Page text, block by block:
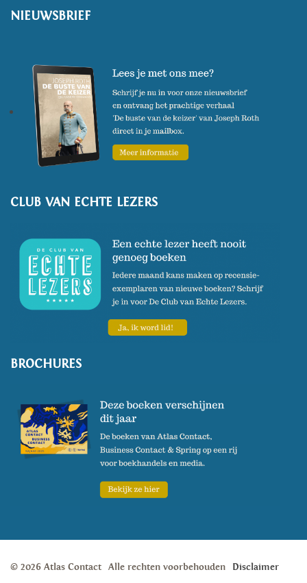
NIEUWSBRIEF
CLUB VAN ECHTE LEZERS
BROCHURES
© 2026 Atlas Contact Alle rechten voorbehouden
Disclaimer